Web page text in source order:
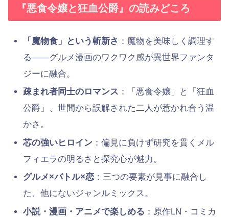
『悪食令嬢と狂血公爵』の読みどころ
「魔物食」という斬新さ ：魔物を美味しく調理す
る——グルメ漫画のワクワク感が異世界ファンタ
ジーに融合。
疎まれ者同士のロマンス ：「悪食令嬢」と「狂血
公爵」、世間から誤解された二人が惹かれ合う温
かさ。
芯の強いヒロイン ：偏見に負けず研究を貫くメル
フィエラの明るさと探究心が魅力。
グルメ×バトル×恋 ：三つの要素が見事に融合し
た、他にないジャンルミックス。
小説・漫画・アニメで楽しめる ：原作LN・コミカ